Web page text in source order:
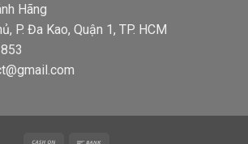
Hãng
P. Đa Kao, Quận 1, TP. HCM